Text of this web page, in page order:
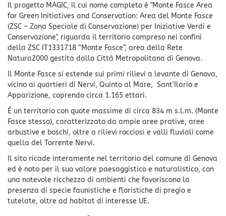
Il progetto MAGIC, il cui nome completo è "Monte Fasce Area
for Green Initiatives and Conservation: Area del Monte Fasce
(ZSC – Zona Speciale di Conservazione) per Iniziative Verdi e
Conservazione", riguarda il territorio compreso nei confini
della ZSC IT1331718 “Monte Fasce”, area della Rete
Natura2000 gestita dalla Città Metropolitana di Genova.
Il Monte Fasce si estende sui primi rilievi a levante di Genova,
vicino ai quartieri di Nervi, Quinto al Mare, Sant’Ilario e
Apparizione, coprendo circa 1.165 ettari.
È un territorio con quote massime di circa 834 m s.l.m. (Monte
Fasce stesso), caratterizzato da ampie aree prative, aree
arbustive e boschi, oltre a rilievi rocciosi e valli fluviali come
quella del Torrente Nervi.
Il sito ricade interamente nel territorio del comune di Genova
ed è noto per il suo valore paesaggistico e naturalistico, con
una notevole ricchezza di ambienti che favoriscono la
presenza di specie faunistiche e floristiche di pregio e
tutelate, oltre ad habitat di interesse UE.